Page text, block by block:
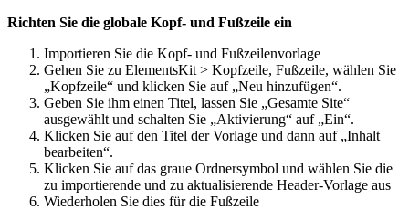
Richten Sie die globale Kopf- und Fußzeile ein
Importieren Sie die Kopf- und Fußzeilenvorlage
Gehen Sie zu ElementsKit > Kopfzeile, Fußzeile, wählen Sie
„Kopfzeile“ und klicken Sie auf „Neu hinzufügen“.
Geben Sie ihm einen Titel, lassen Sie „Gesamte Site“
ausgewählt und schalten Sie „Aktivierung“ auf „Ein“.
Klicken Sie auf den Titel der Vorlage und dann auf „Inhalt
bearbeiten“.
Klicken Sie auf das graue Ordnersymbol und wählen Sie die
zu importierende und zu aktualisierende Header-Vorlage aus
Wiederholen Sie dies für die Fußzeile